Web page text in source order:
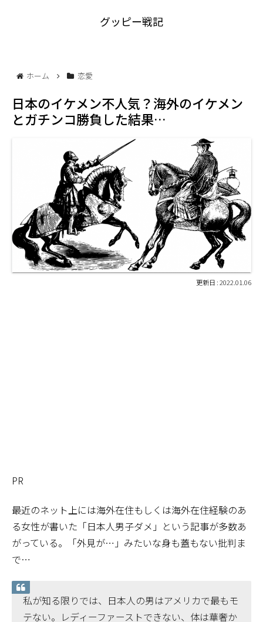
グッピー戦記
ホーム 恋愛
日本のイケメン不人気？海外のイケメン
とガチンコ勝負した結果…
2022.01.06
PR
最近のネット上には海外在住もしくは海外在住経験のあ
る女性が書いた「日本人男子ダメ」という記事が多数あ
がっている。「外見が…」みたいな身も蓋もない批判ま
で…
私が知る限りでは、日本人の男はアメリカで最もモ
テない。レディーファーストできない、体は華奢か